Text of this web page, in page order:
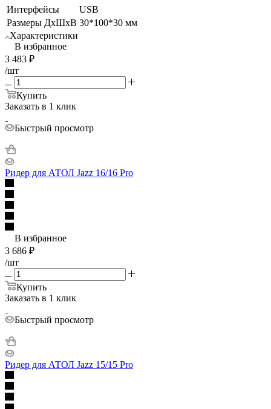
Интерфейсы
USB
Размеры ДхШхВ 30*100*30 мм
Характеристики
В избранное
3 483 ₽
/шт
Купить
Заказать в 1 клик
Быстрый просмотр
Ридер для АТОЛ Jazz 16/16 Pro
В избранное
3 686 ₽
/шт
Купить
Заказать в 1 клик
Быстрый просмотр
Ридер для АТОЛ Jazz 15/15 Pro